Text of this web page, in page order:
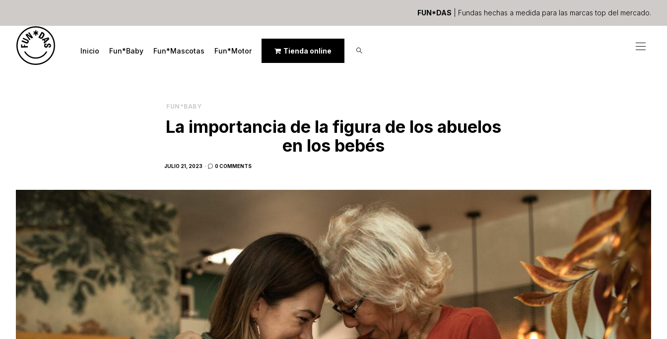
FUN*DAS | Fundas hechas a medida para las marcas top del mercado.
Inicio Fun*Baby Fun*Mascotas Fun*Motor Tienda online
FUN*BABY
La importancia de la figura de los abuelos
en los bebés
POSTED
JULIO 21, 2023 0 COMMENTS